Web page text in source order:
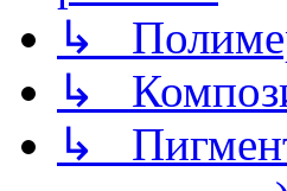
↳
↳
↳